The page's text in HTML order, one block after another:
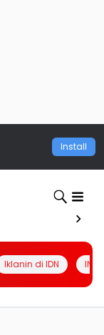
Install
Iklanin di IDN